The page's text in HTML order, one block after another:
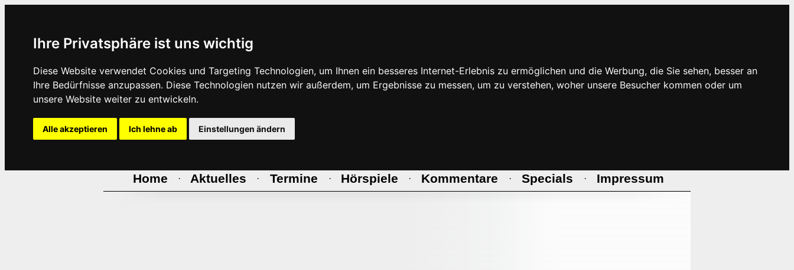
Ihre Privatsphäre ist uns wichtig
Diese Website verwendet Cookies und Targeting Technologien, um Ihnen ein besseres Internet-Erlebnis zu ermöglichen und die Werbung, die Sie sehen, besser an
Ihre Bedürfnisse anzupassen. Diese Technologien nutzen wir außerdem, um Ergebnisse zu messen, um zu verstehen, woher unsere Besucher kommen oder um
unsere Website weiter zu entwickeln.
Alle akzeptieren Ich lehne ab Einstellungen ändern
Home · Aktuelles · Termine · Hörspiele · Kommentare · Specials · Impressum